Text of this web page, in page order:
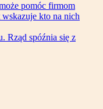
pomóc firmom
kto na nich
Rząd spóźnia się z